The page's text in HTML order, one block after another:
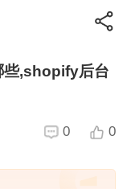
些,shopify后台
0 0